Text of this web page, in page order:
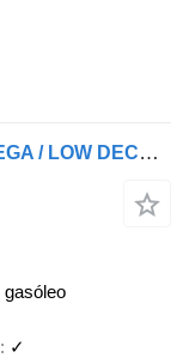
Mercedes-Benz ACTROS L 1845 / MEGA / LOW DECK / MP5 / BIG SPACE / 2022
gasóleo
✓